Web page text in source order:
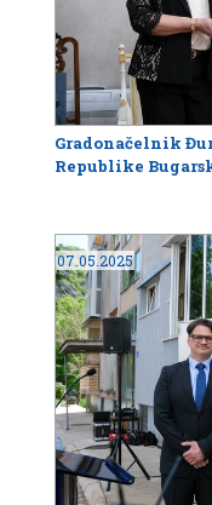
Gradonačelnik
Republike
07.05.2025